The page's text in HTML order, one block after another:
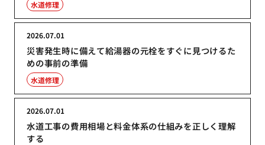
水道修理
災害発生時に備えて給湯器の元栓をすぐに見つけるた
めの事前の準備
2026.07.01
水道修理
水道工事の費用相場と料金体系の仕組みを正しく理解
する
2026.07.01